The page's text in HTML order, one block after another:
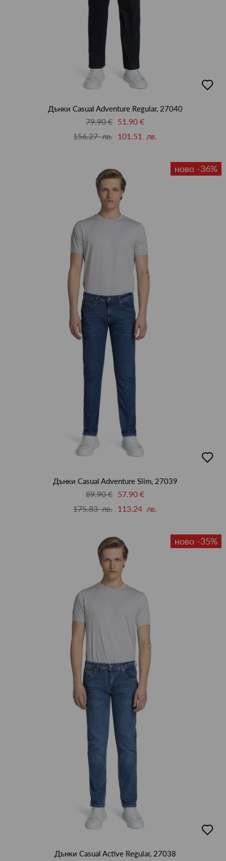
в
Дънки Casual Adventure Regular, 27040
79.90 € 51.90 €
156.27 лв. 101.51 лв.
ново -36%
в
Дънки Casual Adventure Slim, 27039
89.90 € 57.90 €
175.83 лв. 113.24 лв.
ново -35%
в
Дънки Casual Active Regular, 27038